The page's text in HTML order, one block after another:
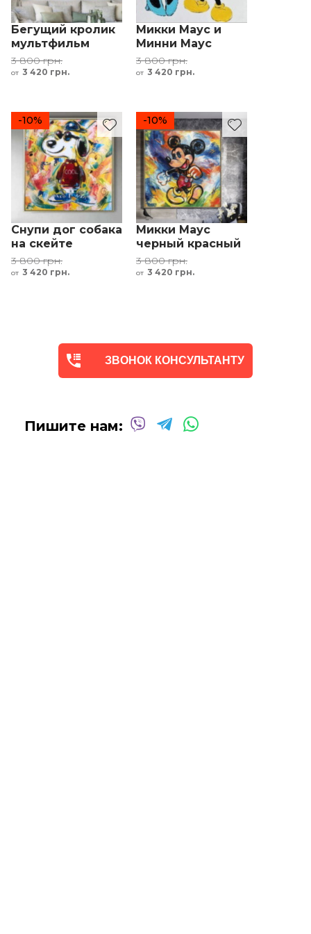
Бегущий кролик
мультфильм
желтый серый
3 800 грн.
от 3 420 грн.
Микки Маус и
Минни Маус
белый черный
красный желтый
3 800 грн.
от 3 420 грн.
-10%
Снупи дог собака
на скейте
желтый
3 800 грн.
от 3 420 грн.
-10%
Микки Маус
черный красный
желтый
3 800 грн.
от 3 420 грн.
ЗВОНОК КОНСУЛЬТАНТУ
Пишите нам: